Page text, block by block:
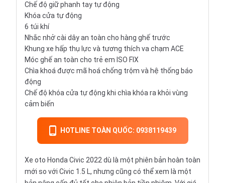
Chế độ giữ phanh tay tự động
Khóa cửa tự động
6 túi khí
Nhắc nhở cài dây an toàn cho hàng ghế trước
Khung xe hấp thụ lực và tương thích va chạm ACE
Móc ghế an toàn cho trẻ em ISO FIX
Chìa khoá được mã hoá chống trộm và hệ thống báo
động
Chế độ khóa cửa tự động khi chìa khóa ra khỏi vùng
cảm biến
HOTLINE TOÀN QUỐC: 0938119439
Xe oto Honda Civic 2022 dù là một phiên bản hoàn toàn
mới so với Civic 1.5 L, nhưng cũng có thể xem là một